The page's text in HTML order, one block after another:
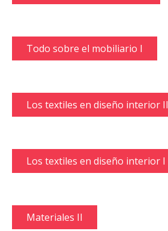
Todo sobre el mobiliario I
Los textiles en diseño interior II
Los textiles en diseño interior I
Materiales II